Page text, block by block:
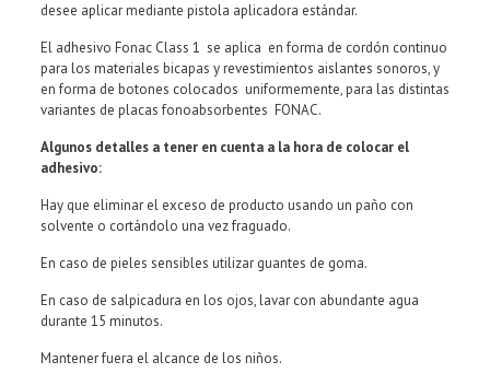
desee aplicar mediante pistola aplicadora estándar.
El adhesivo Fonac Class 1 se aplica en forma de cordón continuo
para los materiales bicapas y revestimientos aislantes sonoros, y
en forma de botones colocados uniformemente, para las distintas
variantes de placas fonoabsorbentes FONAC.
Algunos detalles a tener en cuenta a la hora de colocar el
adhesivo:
Hay que eliminar el exceso de producto usando un paño con
solvente o cortándolo una vez fraguado.
En caso de pieles sensibles utilizar guantes de goma.
En caso de salpicadura en los ojos, lavar con abundante agua
durante 15 minutos.
Mantener fuera el alcance de los niños.